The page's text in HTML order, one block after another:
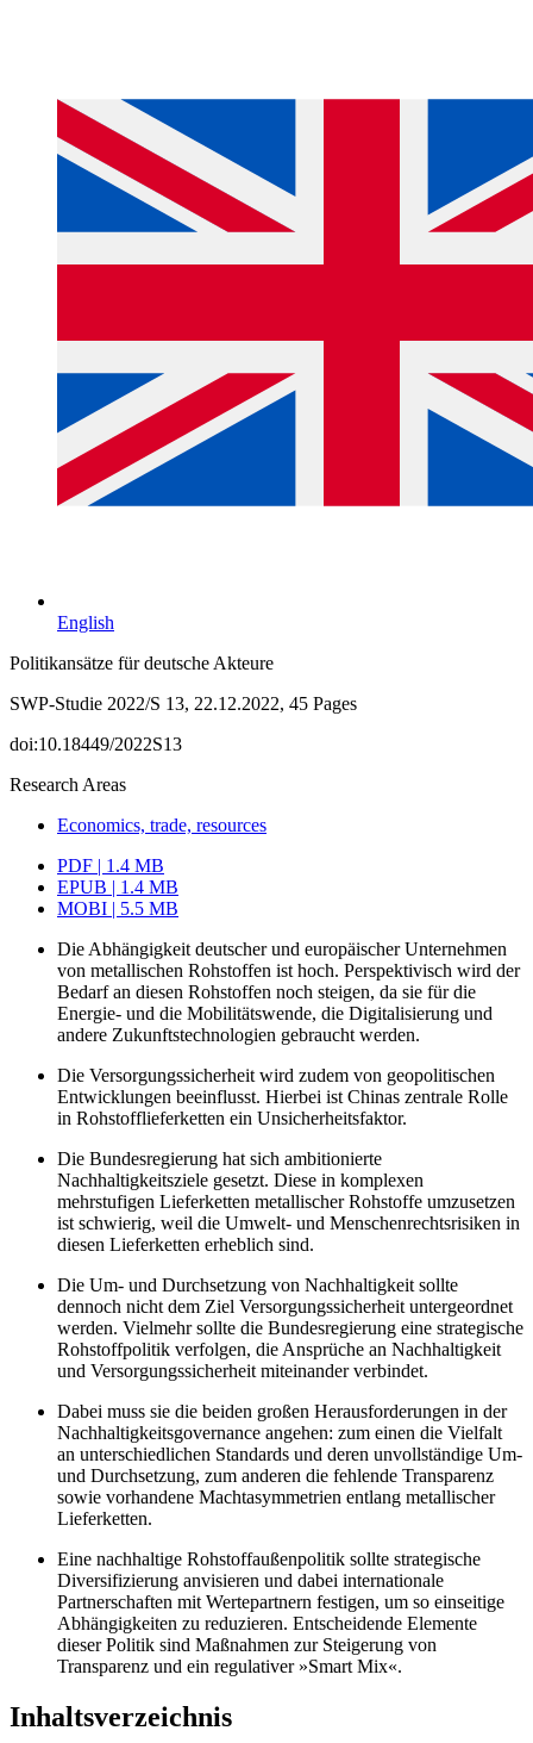
English
Politikansätze für deutsche Akteure
SWP-Studie 2022/S 13, 22.12.2022, 45 Pages
doi:10.18449/2022S13
Research Areas
Economics, trade, resources
PDF | 1.4 MB
EPUB | 1.4 MB
MOBI | 5.5 MB
Die Abhängigkeit deutscher und europäischer Unternehmen
von metal­lischen Rohstoffen ist hoch. Perspektivisch wird der
Bedarf an diesen Roh­stoffen noch steigen, da sie für die
Energie- und die Mobilitäts­wende, die Digitalisierung und
andere Zukunftstechnologien gebraucht werden.
Die Versorgungssicherheit wird zudem von geopolitischen
Entwicklungen beeinflusst. Hierbei ist Chinas zentrale Rolle
in Rohstofflieferketten ein Unsicherheitsfaktor.
Die Bundesregierung hat sich ambitionierte
Nachhaltigkeitsziele gesetzt. Diese in komplexen
mehrstufigen Lieferketten metallischer Rohstoffe umzusetzen
ist schwierig, weil die Umwelt- und Menschenrechtsrisiken in
diesen Lieferketten erheblich sind.
Die Um- und Durchsetzung von Nachhaltigkeit sollte
dennoch nicht dem Ziel Versorgungssicherheit untergeordnet
werden. Vielmehr sollte die Bundesregierung eine strategische
Rohstoffpolitik verfolgen, die Ansprüche an Nachhaltigkeit
und Versorgungssicherheit miteinander verbindet.
Dabei muss sie die beiden großen Herausforderungen in der
Nachhaltigkeitsgovernance angehen: zum einen die Vielfalt
an unterschiedlichen Standards und deren unvollständige Um-
und Durchsetzung, zum anderen die fehlende Transparenz
sowie vorhandene Machtasymmetrien entlang metallischer
Lieferketten.
Eine nachhaltige Rohstoffaußenpolitik sollte strategische
Diversifizierung anvisieren und dabei internationale
Partnerschaften mit Wertepartnern festigen, um so einseitige
Abhängigkeiten zu reduzieren. Entscheidende Elemente
dieser Politik sind Maßnahmen zur Steigerung von
Transparenz und ein regulativer »Smart Mix«.
Inhaltsverzeichnis